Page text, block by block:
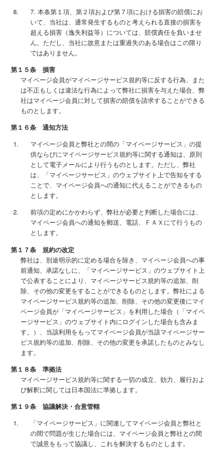
7. 本条第１項、第２項および第７項における損害の賠償にお
いて、当社は、通常発生するものと考えられる直接の損害を
超える損害（逸失利益等）については、賠償責任を負いませ
ん。ただし、当社に故意または重過失のある場合はこの限り
ではありません。
第１５条 損害
マイページ会員がマイページサービス規約等に反する行為、また
は不正もしくは違法な行為によって弊社に損害を与えた場合、弊
社はマイページ会員に対して損害の賠償を請求することができる
ものとします。
第１６条 通知方法
マイページ会員と弊社との間の「マイページサービス」の提
供ならびにマイページサービス規約等に関する通知は、原則
として電子メールにより行うものとします。ただし、弊社
は、「マイページサービス」のウェブサイト上で告知をする
ことで、マイページ会員への通知に代えることができるもの
とします。
前項の定めにかかわらず、弊社が必要と判断した場合には、
マイページ会員への通知を郵送、電話、ＦＡＸにて行うもの
とします。
第１７条 規約の改定
弊社は、別途明示的に定める場合を除き、マイページ会員への事
前通知、承諾なしに、「マイページサービス」のウェブサイト上
で公表することにより、マイページサービス規約等の追加、削
除、その他の変更をすることができるものとします。弊社による
マイページサービス規約等の追加、削除、その他の変更後にマイ
ページ会員が「マイページサービス」を利用した場合（「マイペ
ージサービス」のウェブサイト内にログインした場合も含みま
す。）、当該利用をもってマイページ会員が当該マイページサー
ビス規約等の追加、削除、その他の変更を承諾したものとみなし
ます。
第１８条 準拠法
マイページサービス規約等に関する一切の成立、効力、履行およ
び解釈に関しては日本国法に準拠します。
第１９条 協議解決・合意管轄
「マイページサービス」に関連してマイページ会員と弊社と
の間で問題が生じた場合には、マイページ会員と弊社との間
で誠意をもって協議し、これを解決するものとします。